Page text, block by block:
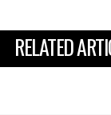
RELATED